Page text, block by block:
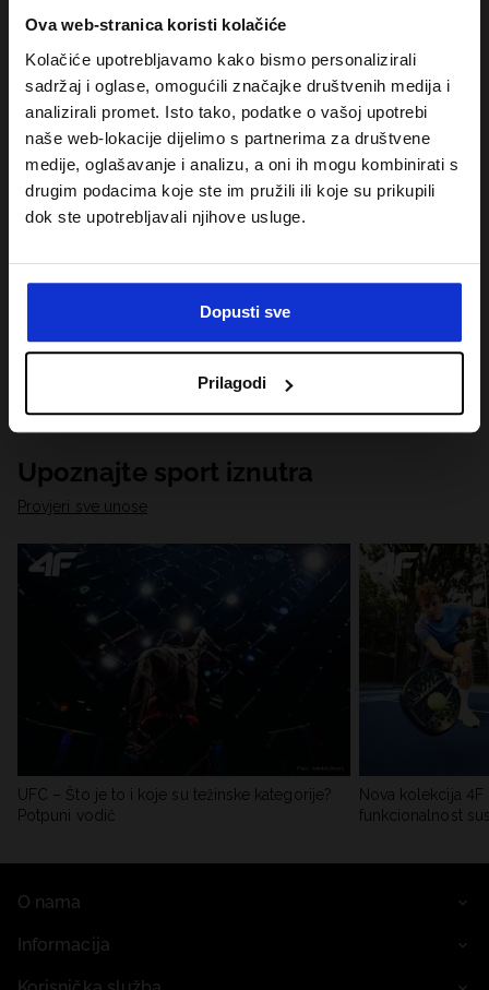
Ova web-stranica koristi kolačiće
Kolačiće upotrebljavamo kako bismo personalizirali
sadržaj i oglase, omogućili značajke društvenih medija i
analizirali promet. Isto tako, podatke o vašoj upotrebi
naše web-lokacije dijelimo s partnerima za društvene
medije, oglašavanje i analizu, a oni ih mogu kombinirati s
drugim podacima koje ste im pružili ili koje su prikupili
dok ste upotrebljavali njihove usluge.
Dopusti sve
Prilagodi
Upoznajte sport iznutra
Provjeri sve unose
UFC – Što je to i koje su težinske kategorije?
Potpuni vodič
Nova kolekcija
funkcionalnost
O nama
Informacija